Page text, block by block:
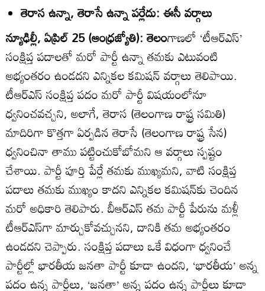
తెరాస ఉన్నా, తెరాసే ఉన్నా పర్లేదు: ఈసీ వర్గాలు
న్యూఢిల్లీ, ఏప్రిల్‌ 25 (ఆంధ్రజ్యోతి): తెలంగాణలో ‘టీఆర్‌ఎస్‌’
సంక్షిప్త పదాలతో మరో పార్టీ ఉన్నా తమకు ఎటువంటి
అభ్యంతరం ఉండదని ఎన్నికల కమిషన్‌ వర్గాలు తెలిపాయి.
టీఆర్‌ఎస్‌ సంక్షిప్త పదం మరో పార్టీ విషయంలోనూ
ధ్వనించవచ్చని, అలాగే, తెరాస (తెలంగాణ రాష్ట్ర సమితి)
మాదిరిగా కొత్తగా ఏర్పడిన తెరాసే (తెలంగాణ రాష్ట్ర సేన)
ధ్వనించినా తాము పట్టించుకోబోమని ఆ వర్గాలు స్పష్టం
చేశాయి. పార్టీ పూర్తి పేర్లే తమకు ముఖ్యమని, వాటి సంక్షిప్త
పదాలు తమకు ముఖ్యం కాదని ఎన్నికల కమిషన్‌కు చెందిన
మరో అధికారి తెలిపారు. బీఆర్‌ఎస్‌ తమ పార్టీ పేరును మళ్లీ
టీఆర్‌ఎస్‌గా మార్చుకోవచ్చునని, దానికి తమ అభ్యంతరం
ఉండదని చెప్పారు. సంక్షిప్త పదాలు ఒకే విధంగా ధ్వనించే
పార్టీల్లో భారతీయ జనతా పార్టీ కూడా ఉందని, ‘భారతీయ’ అన్న
పదం ఉన్న పార్టీలు, ‘జనతా’ అన్న పదం ఉన్న పార్టీలు కూడా